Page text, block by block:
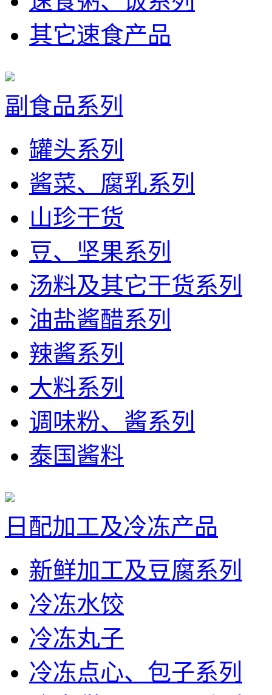
其它速食产品
副食品系列
罐头系列
酱菜、腐乳系列
山珍干货
豆、坚果系列
汤料及其它干货系列
油盐酱醋系列
辣酱系列
大料系列
调味粉、酱系列
泰国酱料
日配加工及冷冻产品
新鲜加工及豆腐系列
冷冻水饺
冷冻丸子
冷冻点心、包子系列